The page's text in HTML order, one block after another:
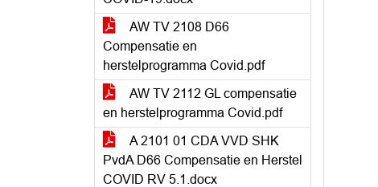
AW TV 2108 D66
Compensatie en
herstelprogramma Covid.pdf
AW TV 2112 GL compensatie
en herstelprogramma Covid.pdf
A 2101 01 CDA VVD SHK
PvdA D66 Compensatie en Herstel
COVID RV 5.1.docx